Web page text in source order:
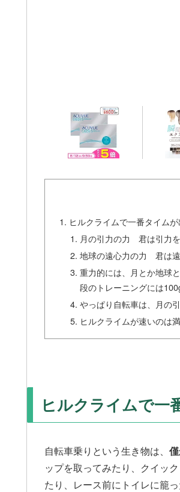
ヒルクライムで一番タイム
月の引力の力 君は引力
地球の遠心力の力 君は
重力的には、月とか地球
段のトレーニングには
やっぱり自転車は、月の
ヒルクライムが速いのは
ヒルクライムで一
自転車乗りという生き物は、
ップを取ってみたり、クイッ
たり、レース前にトイレに籠